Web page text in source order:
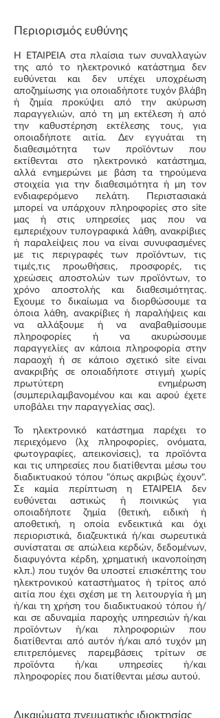
Περιορισμός ευθύνης
Η ΕΤΑΙΡΕΙΑ στα πλαίσια των συναλλαγών
της από το ηλεκτρονικό κατάστημα δεν
ευθύνεται και δεν υπέχει υποχρέωση
αποζημίωσης για οποιαδήποτε τυχόν βλάβη
ή ζημία προκύψει από την ακύρωση
παραγγελιών, από τη μη εκτέλεση ή από
την καθυστέρηση εκτέλεσης τους, για
οποιαδήποτε αιτία. Δεν εγγυάται τη
διαθεσιμότητα των προϊόντων που
εκτίθενται στο ηλεκτρονικό κατάστημα,
αλλά ενημερώνει με βάση τα τηρούμενα
στοιχεία για την διαθεσιμότητα ή μη τον
ενδιαφερόμενο πελάτη. Περιστασιακά
μπορεί να υπάρχουν πληροφορίες στο site
μας ή στις υπηρεσίες μας που να
εμπεριέχουν τυπογραφικά λάθη, ανακρίβιες
ή παραλείψεις που να είναι συνυφασμένες
με τις περιγραφές των προϊόντων, τις
τιμές,τις προωθήσεις, προσφορές, τις
χρεώσεις αποστολών των προϊόντων, το
χρόνο αποστολής και διαθεσιμότητας.
Εχουμε το δικαίωμα να διορθώσουμε τα
όποια λάθη, ανακρίβιες ή παραλήψεις και
να αλλάξουμε ή να αναβαθμίσουμε
πληροφορίες ή να ακυρώσουμε
παραγγελίες αν κάποια πληροφορία στην
παραοχή ή σε κάποιο σχετικό site είναι
ανακριβής σε οποιαδήποτε στιγμή χωρίς
πρωτύτερη ενημέρωση
(συμπεριλαμβανομένου και και αφού έχετε
υποβάλει την παραγγελίας σας).
Το ηλεκτρονικό κατάστημα παρέχει το
περιεχόμενο (λχ πληροφορίες, ονόματα,
φωτογραφίες, απεικονίσεις), τα προϊόντα
και τις υπηρεσίες που διατίθενται μέσω του
διαδικτυακού τόπου "όπως ακριβώς έχουν".
Σε καμία περίπτωση η ΕΤΑΙΡΕΙΑ δεν
ευθύνεται αστικώς ή ποινικώς για
οποιαδήποτε ζημία (θετική, ειδική ή
αποθετική, η οποία ενδεικτικά και όχι
περιοριστικά, διαζευκτικά ή/και σωρευτικά
συνίσταται σε απώλεια κερδών, δεδομένων,
διαφυγόντα κέρδη, χρηματική ικανοποίηση
κλπ.) που τυχόν θα υποστεί επισκέπτης του
ηλεκτρονικού καταστήματος ή τρίτος από
αιτία που έχει σχέση με τη λειτουργία ή μη
ή/και τη χρήση του διαδικτυακού τόπου ή/
και σε αδυναμία παροχής υπηρεσιών ή/και
προϊόντων ή/και πληροφοριών που
διατίθενται από αυτόν ή/και από τυχόν μη
επιτρεπόμενες παρεμβάσεις τρίτων σε
προϊόντα ή/και υπηρεσίες ή/και
πληροφορίες που διατίθενται μέσω αυτού.
Δικαιώματα πνευματικής ιδιοκτησίας